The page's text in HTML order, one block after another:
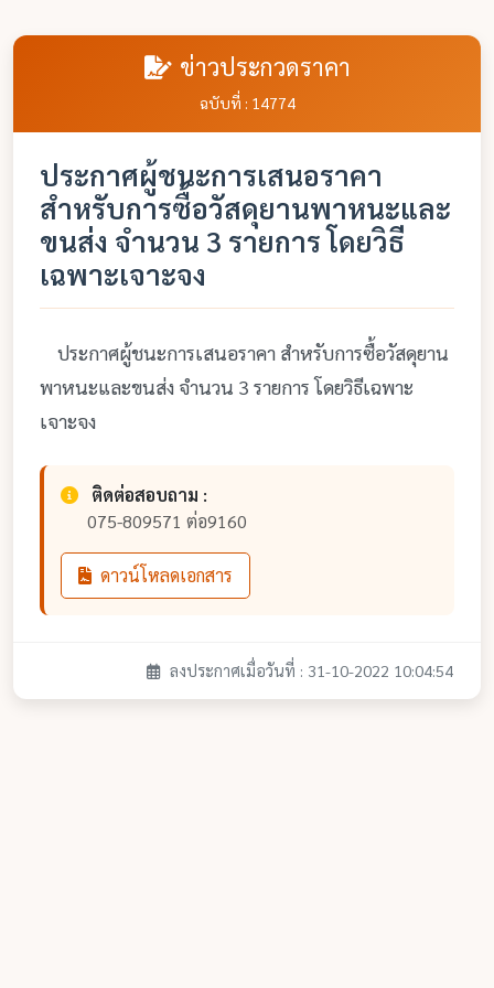
ข่าวประกวดราคา
ฉบับที่ : 14774
ประกาศผู้ชนะการเสนอราคา
สำหรับการซื้อวัสดุยานพาหนะและ
ขนส่ง จำนวน 3 รายการ โดยวิธี
เฉพาะเจาะจง
ประกาศผู้ชนะการเสนอราคา สำหรับการซื้อวัสดุยาน
พาหนะและขนส่ง จำนวน 3 รายการ โดยวิธีเฉพาะ
เจาะจง
ติดต่อสอบถาม :
075-809571 ต่อ9160
ดาวน์โหลดเอกสาร
ลงประกาศเมื่อวันที่ : 31-10-2022 10:04:54